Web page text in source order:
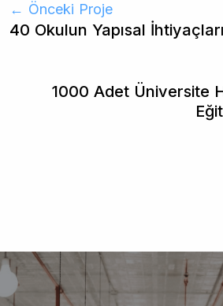
← Önceki Proje
40 Okulun Yapısal
1000 Adet Üniversite